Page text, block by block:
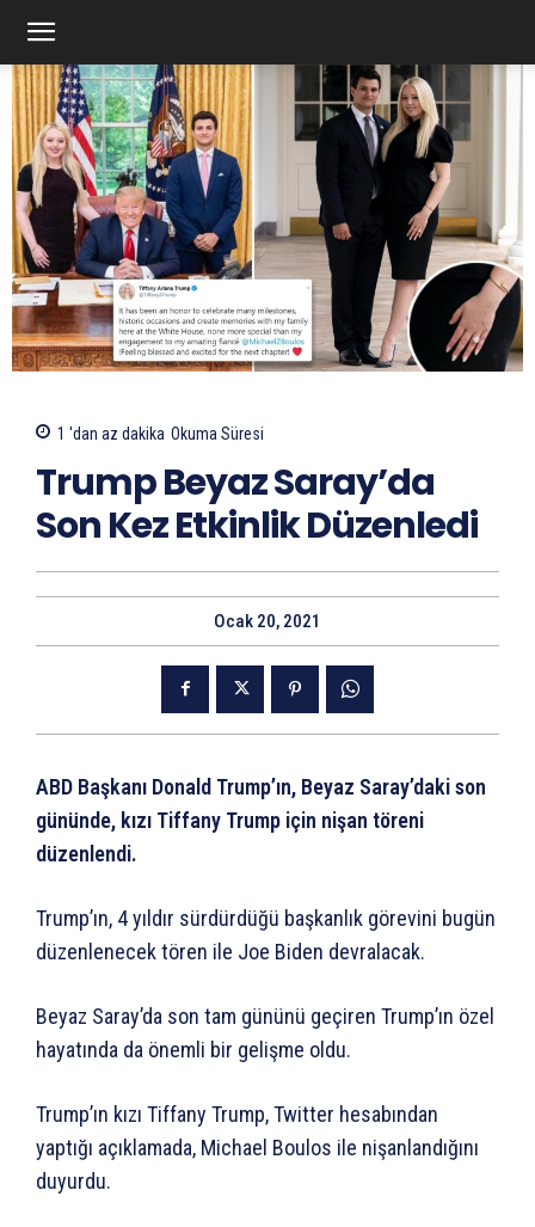
1 'dan az dakika Okuma Süresi
Trump Beyaz Saray’da
Son Kez Etkinlik Düzenledi
Ocak 20, 2021
ABD Başkanı Donald Trump’ın, Beyaz Saray’daki son
gününde, kızı Tiffany Trump için nişan töreni
düzenlendi.
Trump’ın, 4 yıldır sürdürdüğü başkanlık görevini bugün
düzenlenecek tören ile Joe Biden devralacak.
Beyaz Saray’da son tam gününü geçiren Trump’ın özel
hayatında da önemli bir gelişme oldu.
Trump’ın kızı Tiffany Trump, Twitter hesabından
yaptığı açıklamada, Michael Boulos ile nişanlandığını
duyurdu.